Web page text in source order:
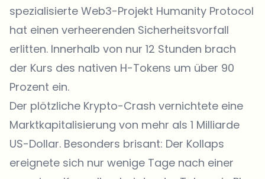
spezialisierte Web3-Projekt Humanity Protocol
hat einen verheerenden Sicherheitsvorfall
erlitten. Innerhalb von nur 12 Stunden brach
der Kurs des nativen H-Tokens um über 90
Prozent ein.
Der plötzliche Krypto-Crash vernichtete eine
Marktkapitalisierung von mehr als 1 Milliarde
US-Dollar. Besonders brisant: Der Kollaps
ereignete sich nur wenige Tage nach einer